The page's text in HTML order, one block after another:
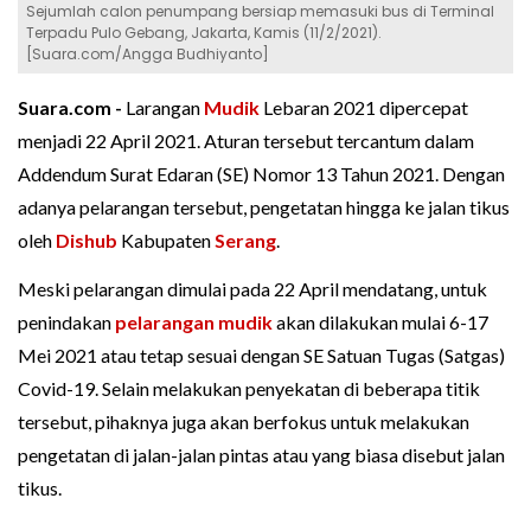
Sejumlah calon penumpang bersiap memasuki bus di Terminal
Terpadu Pulo Gebang, Jakarta, Kamis (11/2/2021).
[Suara.com/Angga Budhiyanto]
Suara.com - Larangan Mudik Lebaran 2021 dipercepat
menjadi 22 April 2021. Aturan tersebut tercantum dalam
Addendum Surat Edaran (SE) Nomor 13 Tahun 2021. Dengan
adanya pelarangan tersebut, pengetatan hingga ke jalan tikus
oleh Dishub KabupatenSerang.
Meski pelarangan dimulai pada 22 April mendatang, untuk
penindakan pelarangan mudikakan dilakukan mulai 6-17
Mei 2021 atau tetap sesuai dengan SE Satuan Tugas (Satgas)
Covid-19. Selain melakukan penyekatan di beberapa titik
tersebut, pihaknya juga akan berfokus untuk melakukan
pengetatan di jalan-jalan pintas atau yang biasa disebut jalan
tikus.